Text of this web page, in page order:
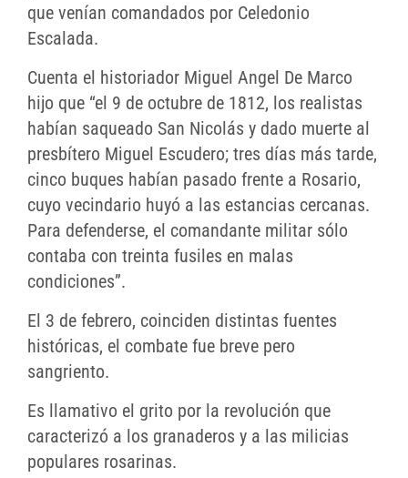
que venían comandados por Celedonio
Escalada.
Cuenta el historiador Miguel Angel De Marco
hijo que “el 9 de octubre de 1812, los realistas
habían saqueado San Nicolás y dado muerte al
presbítero Miguel Escudero; tres días más tarde,
cinco buques habían pasado frente a Rosario,
cuyo vecindario huyó a las estancias cercanas.
Para defenderse, el comandante militar sólo
contaba con treinta fusiles en malas
condiciones”.
El 3 de febrero, coinciden distintas fuentes
históricas, el combate fue breve pero
sangriento.
Es llamativo el grito por la revolución que
caracterizó a los granaderos y a las milicias
populares rosarinas.